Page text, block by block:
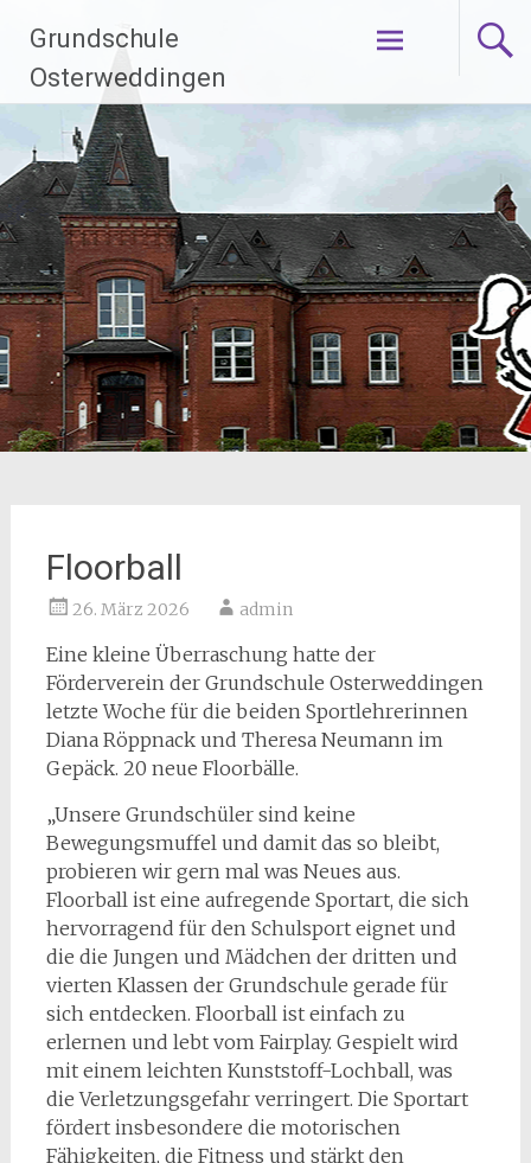
Inhalt
springen
Grundschule
Osterweddingen
Floorball
26. März 2026 admin
Eine kleine Überraschung hatte der
Förderverein der Grundschule Osterweddingen
letzte Woche für die beiden Sportlehrerinnen
Diana Röppnack und Theresa Neumann im
Gepäck. 20 neue Floorbälle.
„Unsere Grundschüler sind keine
Bewegungsmuffel und damit das so bleibt,
probieren wir gern mal was Neues aus.
Floorball ist eine aufregende Sportart, die sich
hervorragend für den Schulsport eignet und
die die Jungen und Mädchen der dritten und
vierten Klassen der Grundschule gerade für
sich entdecken. Floorball ist einfach zu
erlernen und lebt vom Fairplay. Gespielt wird
mit einem leichten Kunststoff-Lochball, was
die Verletzungsgefahr verringert. Die Sportart
fördert insbesondere die motorischen
Fähigkeiten, die Fitness und stärkt den